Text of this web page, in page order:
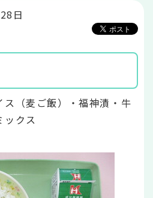
日
（麦ご飯）・福神漬・牛
クス